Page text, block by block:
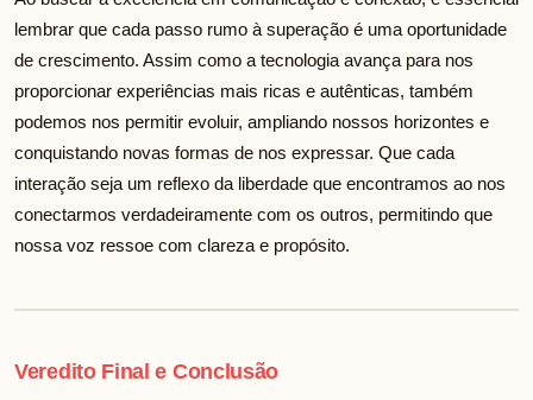
lembrar que cada passo rumo à superação é uma oportunidade
de crescimento. Assim como a tecnologia avança para nos
proporcionar experiências mais ricas e autênticas, também
podemos nos permitir evoluir, ampliando nossos horizontes e
conquistando novas formas de nos expressar. Que cada
interação seja um reflexo da liberdade que encontramos ao nos
conectarmos verdadeiramente com os outros, permitindo que
nossa voz ressoe com clareza e propósito.
Veredito Final e Conclusão